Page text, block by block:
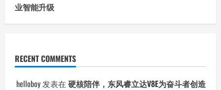
业智能升级
RECENT COMMENTS
helloboy 发表在 硬核陪伴，东风睿立达V8E为奋斗者创造